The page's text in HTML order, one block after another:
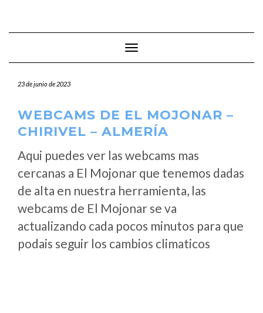
Cambiar modo de navegación
23 de junio de 2023
WEBCAMS DE EL MOJONAR –
CHIRIVEL – ALMERÍA
Aqui puedes ver las webcams mas
cercanas a El Mojonar que tenemos dadas
de alta en nuestra herramienta, las
webcams de El Mojonar se va
actualizando cada pocos minutos para que
podais seguir los cambios climaticos